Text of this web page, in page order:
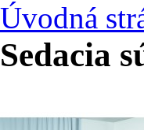
Úvodná
Sedacia